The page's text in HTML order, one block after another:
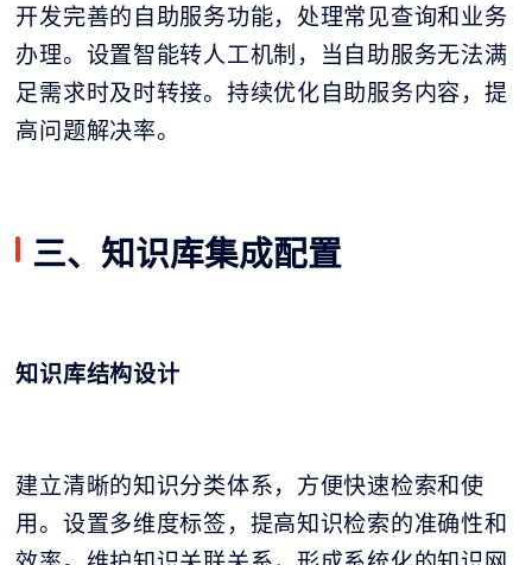
开发完善的自助服务功能，处理常见查询和业务
办理。设置智能转人工机制，当自助服务无法满
足需求时及时转接。持续优化自助服务内容，提
高问题解决率。
三、知识库集成配置
知识库结构设计
建立清晰的知识分类体系，方便快速检索和使
用。设置多维度标签，提高知识检索的准确性和